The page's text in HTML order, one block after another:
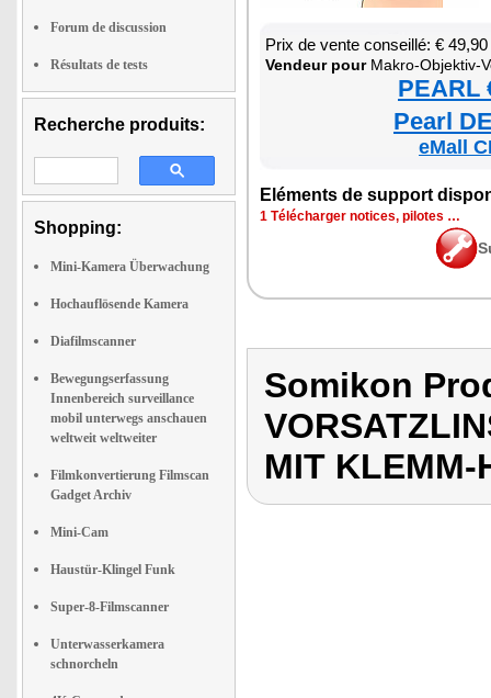
Forum de discussion
Résultats de tests
Recherche produits:
Shopping:
Mini-Kamera Überwachung
Hochauflösende Kamera
Diafilmscanner
Bewegungserfassung
Innenbereich surveillance
mobil unterwegs anschauen
weltweit weltweiter
Filmkonvertierung Filmscan
Gadget Archiv
Mini-Cam
Haustür-Klingel Funk
Super-8-Filmscanner
Unterwasserkamera
schnorcheln
Prix de vente conseillé: € 49,90
Ven­deur pourMakro-Objek­tiv-Vor­satz­linse für
PEARL
Pearl
eMall
Elé­ments de sup­port
1 Télé­char­ger notices, pilotes …
Somikon
MIT KLEMM-